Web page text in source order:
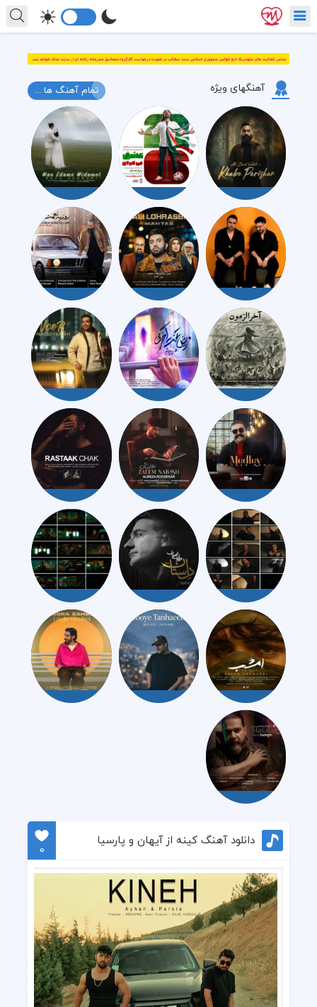
آهنگهای ویژه تمام آهنگ ها ...
دانلود آهنگ کینه از آیهان و پارسیا
0